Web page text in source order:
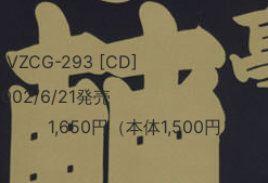
VZCG-293 [CD]
2002/6/21発売
1,650円（本体1,500円）